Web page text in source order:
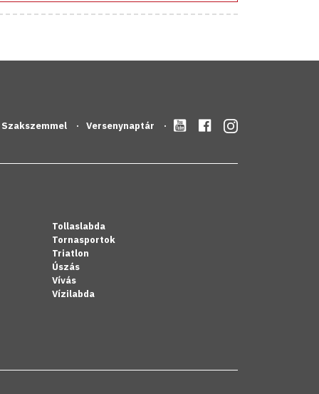
Szakszemmel Versenynaptár
Tollaslabda
Tornasportok
Triatlon
Úszás
Vívás
Vízilabda